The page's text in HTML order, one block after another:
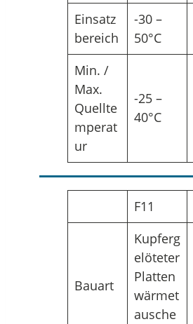
Einsatz
bereich
-30 –
50°C
Min. /
Max.
Quellte
mperat
ur
-25 –
40°C
F11
Bauart
Kupferg
elöteter
Platten
wärmet
ausche